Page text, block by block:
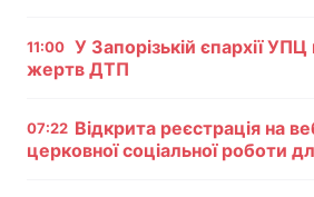
Тема оформлення
11:00 У Запорізькій єпархії
жертв ДТП
07:22 Відкрита реєстрація на
церковної соціальної роботи